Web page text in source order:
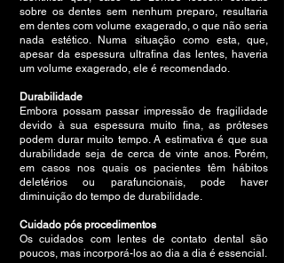
sobre os dentes sem nenhum preparo, resultaria
em dentes com volume exagerado, o que não seria
nada estético. Numa situação como esta, que,
apesar da espessura ultrafina das lentes, haveria
um volume exagerado, ele é recomendado.
Durabilidade
Embora possam passar impressão de fragilidade
devido à sua espessura muito fina, as próteses
podem durar muito tempo. A estimativa é que sua
durabilidade seja de cerca de vinte anos. Porém,
em casos nos quais os pacientes têm hábitos
deletérios ou parafuncionais, pode haver
diminuição do tempo de durabilidade.
Cuidado pós procedimentos
Os cuidados com lentes de contato dental são
poucos, mas incorporá-los ao dia a dia é essencial.